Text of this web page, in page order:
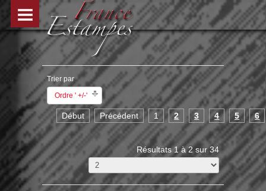
Trier par
Ordre ' +/-'
Début Précédent 1 2 3 4 5 6
Résultats 1 à 2 sur 34